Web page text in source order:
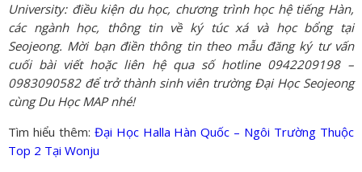
University: điều kiện du học, chương trình học hệ tiếng Hàn,
các ngành học, thông tin về ký túc xá và học bổng tại
Seojeong. Mời bạn điền thông tin theo mẫu đăng ký tư vấn
cuối bài viết hoặc liên hệ qua số hotline 0942209198 –
0983090582 để trở thành sinh viên trường Đại Học Seojeong
cùng Du Học MAP nhé!
Tìm hiểu thêm: Đại Học Halla Hàn Quốc – Ngôi Trường Thuộc
Top 2 Tại Wonju